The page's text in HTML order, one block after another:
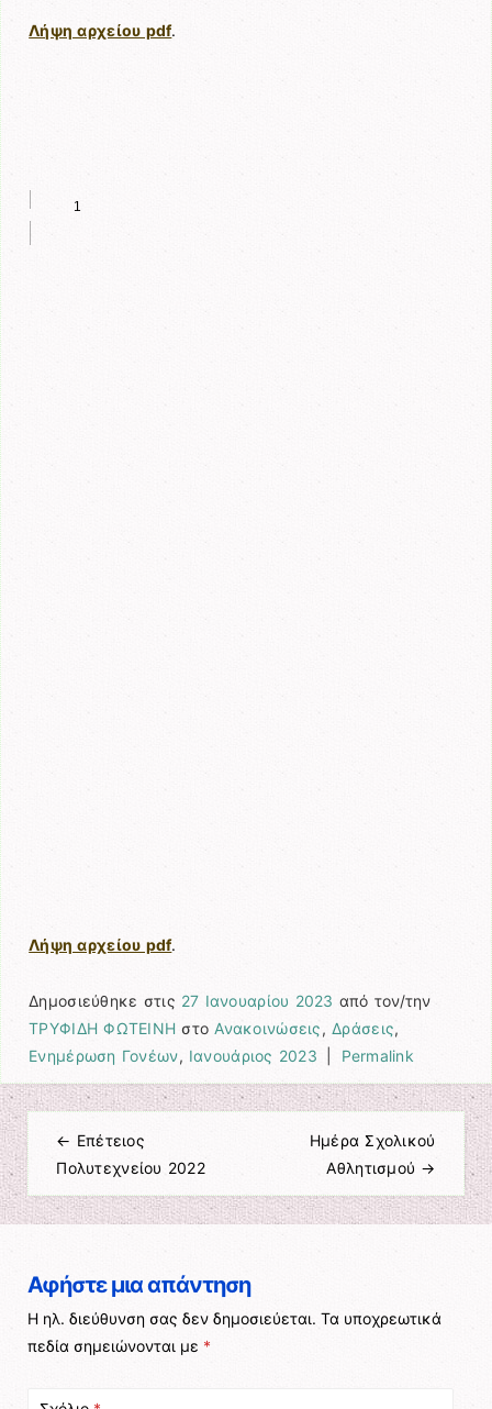
Λήψη αρχείου pdf.
Λήψη αρχείου pdf.
Δημοσιεύθηκε στις 27 Ιανουαρίου 2023 από τον/την
ΤΡΥΦΙΔΗ ΦΩΤΕΙΝΗ στο Ανακοινώσεις, Δράσεις,
Ενημέρωση Γονέων, Ιανουάριος 2023 Permalink
Πλοήγηση άρθρων
← Επέτειος
Πολυτεχνείου 2022
Ημέρα Σχολικού
Αθλητισμού →
Αφήστε μια απάντηση
Η ηλ. διεύθυνση σας δεν δημοσιεύεται. Τα υποχρεωτικά
πεδία σημειώνονται με *